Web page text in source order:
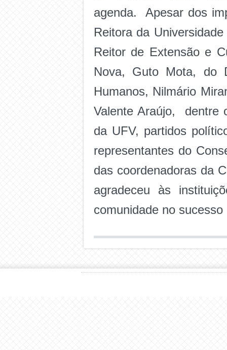
agenda. Apesar dos
Reitora da
Reitor de Extensão e
Nova, Guto Mota, do
Humanos, Nilmário
Valente Araújo, dentre
da UFV, partidos
representantes do
das coordenadoras da
agradeceu às
comunidade no sucesso